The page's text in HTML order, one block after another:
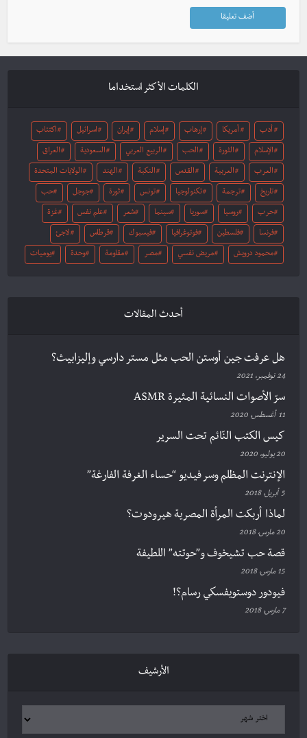
الكلمات الأكثر استخداما
أدب أمريكا إرهاب إسلام إيران اسرائيل اكتئاب
الإسلام الثورة الحب الربيع العربي السعودية العراق
العرب العربية القدس النكبة الهند الولايات المتحدة
تاريخ ترجمة تكنولوجيا تونس ثورة جوجل حب
حرب روسيا سوريا سينما شعر علم نفس غزة
فرنسا فلسطين فوتوغرافيا فيسبوك قرطاس لاجئ
محمود درويش مريض نفسي مصر مقاومة وحدة يوميات
أحدث المقالات
هل عرفت جين أوستن الحب مثل مستر دارسي وإليزابيث؟
24 نوفمبر، 2021
سرّ الأصوات النسائية المثيرة ASMR
11 أغسطس، 2020
كيس الكتب النّائم تحت السرير
20 يوليو، 2020
الإنترنت المظلم وسر فيديو “حساء الغرفة الفارغة”
5 أبريل، 2018
لماذا أربكت المرأة المصرية هيرودوت؟
20 مارس، 2018
قصة حب تشيخوف و”حوتته” اللطيفة
15 مارس، 2018
فيودور دوستويفسكي رسام؟!
7 مارس، 2018
الأرشيف